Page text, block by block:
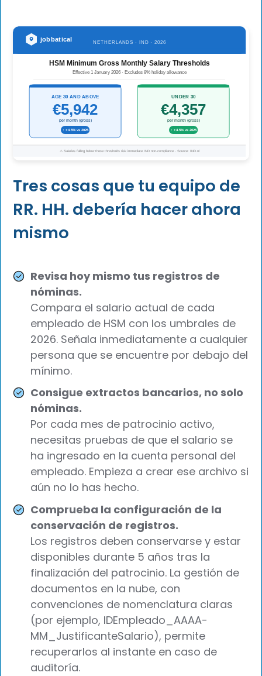
Tres cosas que tu equipo de
RR. HH. debería hacer ahora
mismo
Revisa hoy mismo tus registros de
nóminas.
Compara el salario actual de cada
empleado de HSM con los umbrales de
2026. Señala inmediatamente a cualquier
persona que se encuentre por debajo del
mínimo.
Consigue extractos bancarios, no solo
nóminas.
Por cada mes de patrocinio activo,
necesitas pruebas de que el salario se
ha ingresado en la cuenta personal del
empleado. Empieza a crear ese archivo si
aún no lo has hecho.
Comprueba la configuración de la
conservación de registros.
Los registros deben conservarse y estar
disponibles durante 5 años tras la
finalización del patrocinio. La gestión de
documentos en la nube, con
convenciones de nomenclatura claras
(por ejemplo, IDEmpleado_AAAA-
MM_JustificanteSalario), permite
recuperarlos al instante en caso de
auditoría.